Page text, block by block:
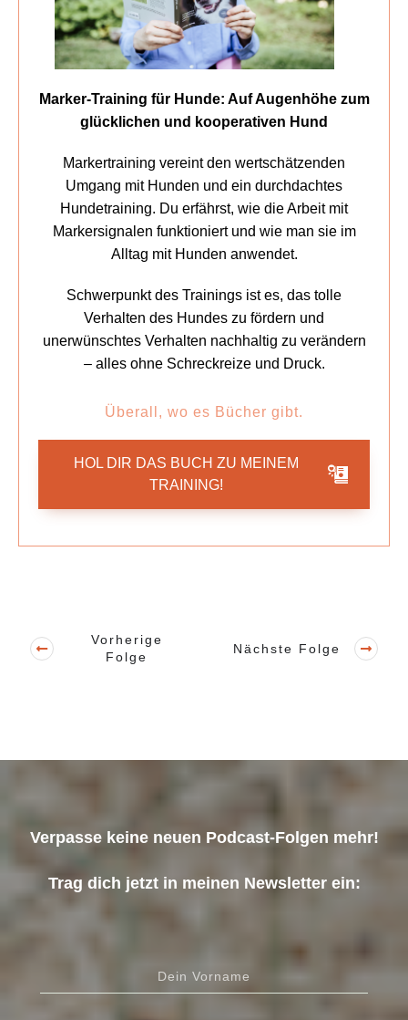
Marker-Training für Hunde: Auf Augenhöhe zum
glücklichen und kooperativen Hund
Markertraining vereint den wertschätzenden
Umgang mit Hunden und ein durchdachtes
Hundetraining. Du erfährst, wie die Arbeit mit
Markersignalen funktioniert und wie man sie im
Alltag mit Hunden anwendet.
Schwerpunkt des Trainings ist es, das tolle
Verhalten des Hundes zu fördern und
unerwünschtes Verhalten nachhaltig zu verändern
– alles ohne Schreckreize und Druck.
Überall, wo es Bücher gibt.
HOL DIR DAS BUCH ZU MEINEM
TRAINING!
Vorherige
Folge
Nächste Folge
Verpasse keine neuen Podcast-Folgen mehr!
Trag dich jetzt in meinen Newsletter ein: